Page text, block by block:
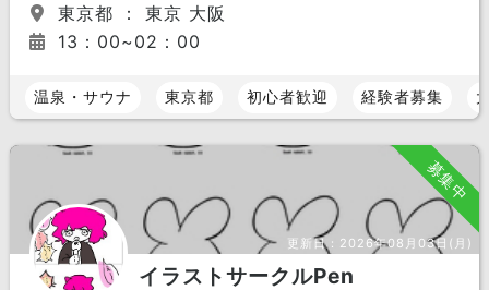
東京都 ： 東京 大阪
13：00~02：00
温泉・サウナ 東京都 初心者歓迎 経験者募集
募集中
更新日： 2026年08月03日(月)
イラストサークルPen